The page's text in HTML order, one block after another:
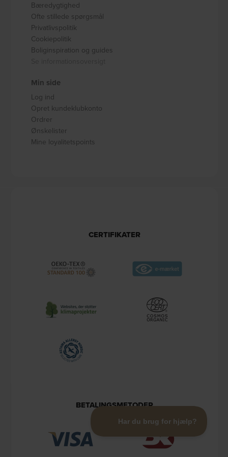
Bæredygtighed
Ofte stillede spørgsmål
Privatlivspolitik
Cookiepolitik
Boliginspiration og guides
Min side
Log ind
Opret kundeklubkonto
Ordrer
Ønskelister
Mine loyalitetspoints
CERTIFIKATER
BETALINGSMETODER